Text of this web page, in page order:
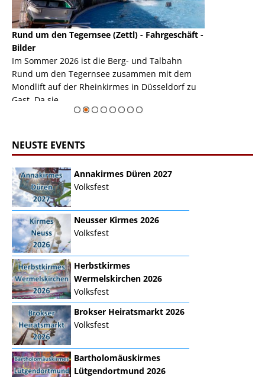
Rund um den Tegernsee (Zettl) - Fahrgeschäft -
Bilder
Im Sommer 2026 ist die Berg- und Talbahn
Rund um den Tegernsee zusammen mit dem
Mondlift auf der Rheinkirmes in Düsseldorf zu
Gast. Da sie ...
NEUSTE EVENTS
Annakirmes Düren 2027
Volksfest
Neusser Kirmes 2026
Volksfest
Herbstkirmes
Wermelskirchen 2026
Volksfest
Brokser Heiratsmarkt 2026
Volksfest
Bartholomäuskirmes
Lütgendortmund 2026